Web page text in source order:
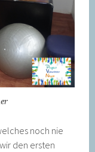
noch nie
den ersten